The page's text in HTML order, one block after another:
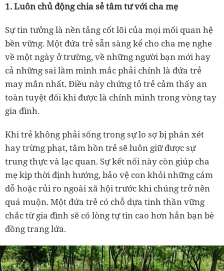
1. Luôn chủ động chia sẻ tâm tư với cha mẹ
Sự tin tưởng là nền tảng cốt lõi của mọi mối quan hệ
bền vững. Một đứa trẻ sẵn sàng kể cho cha mẹ nghe
về một ngày ở trường, về những người bạn mới hay
cả những sai lầm mình mắc phải chính là đứa trẻ
may mắn nhất. Điều này chứng tỏ trẻ cảm thấy an
toàn tuyệt đối khi được là chính mình trong vòng tay
gia đình.
Khi trẻ không phải sống trong sự lo sợ bị phán xét
hay trừng phạt, tâm hồn trẻ sẽ luôn giữ được sự
trung thực và lạc quan. Sự kết nối này còn giúp cha
mẹ kịp thời định hướng, bảo vệ con khỏi những cám
dỗ hoặc rủi ro ngoài xã hội trước khi chúng trở nên
quá muộn. Một đứa trẻ có chỗ dựa tinh thần vững
chắc từ gia đình sẽ có lòng tự tin cao hơn hẳn bạn bè
đồng trang lứa.